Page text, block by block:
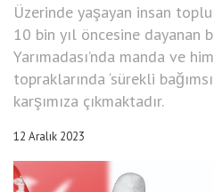
Üzerinde yaşayan insan
10 bin yıl öncesine dayanan
Yarımadası’nda manda ve
topraklarında ‘sürekli
karşımıza çıkmaktadır.
12 Aralık 2023